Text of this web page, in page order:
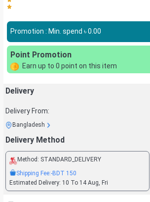
Promotion : Min. spend ৳0.00
Point Promotion
Earn up to 0 point on this item
Delivery
Delivery From:
Bangladesh
Delivery Method
Method: STANDARD_DELIVERY
Shipping Fee:-BDT 150
Estimated Delivery: 10 To 14 Aug, Fri